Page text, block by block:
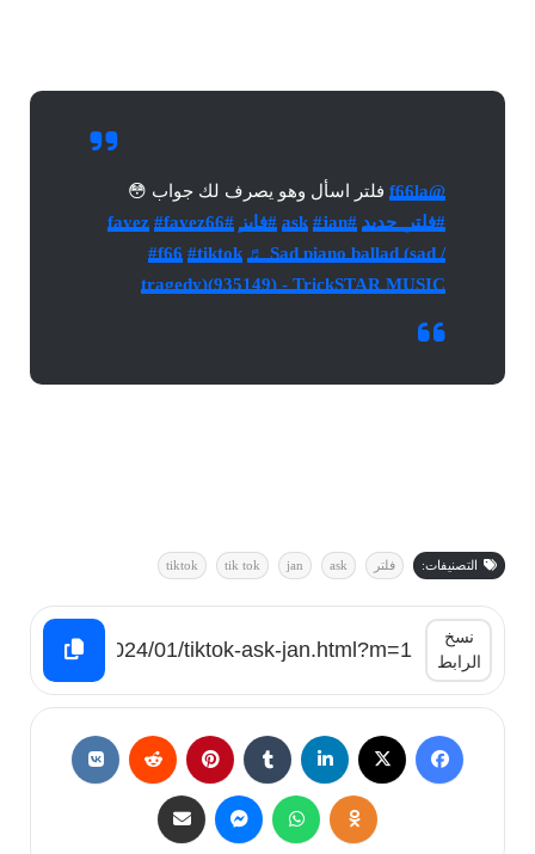
@f66la
فلتر اسأل وهو يصرف لك جواب 😳
#فلتر_جديد #ask
#jan #فايز #fayez
#fayez66
#f66 #tiktok ♬ Sad piano ballad (sad /
tragedy)(935149) - TrickSTAR MUSIC
التصنيفات: فلتر ask
jan
tik tok
tiktok
نسخ
الرابط